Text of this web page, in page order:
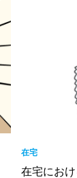
在宅
在宅にお